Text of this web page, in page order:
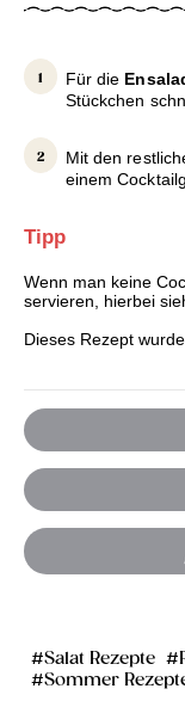
Für die
Stückchen
Mit den
einem
Tipp
Wenn man keine
servieren, hierbei
Dieses Rezept
Salat Rezepte
Sommer